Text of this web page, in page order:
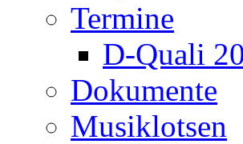
Termine
D-Quali
Dokumente
Musiklotsen